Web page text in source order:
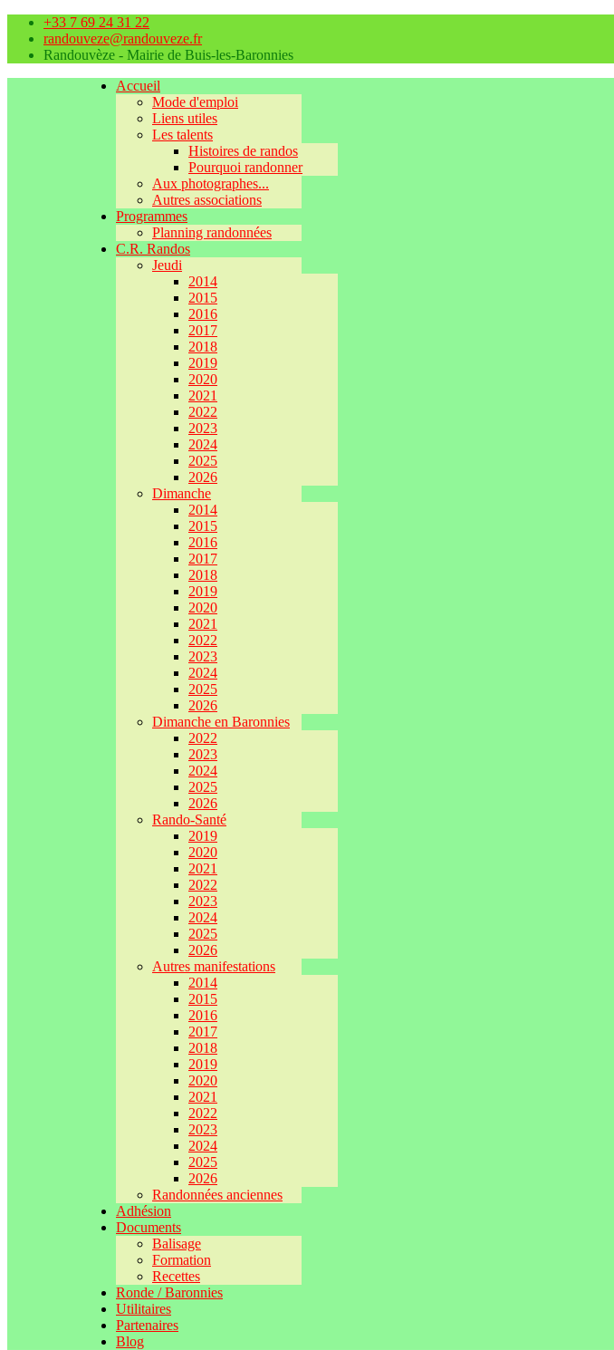
+33 7 69 24 31 22
randouveze@randouveze.fr
Randouvèze - Mairie de Buis-les-Baronnies
Accueil
Mode d'emploi
Liens utiles
Les talents
Histoires de randos
Pourquoi randonner
Aux photographes...
Autres associations
Programmes
Planning randonnées
C.R. Randos
Jeudi
2014
2015
2016
2017
2018
2019
2020
2021
2022
2023
2024
2025
2026
Dimanche
2014
2015
2016
2017
2018
2019
2020
2021
2022
2023
2024
2025
2026
Dimanche en Baronnies
2022
2023
2024
2025
2026
Rando-Santé
2019
2020
2021
2022
2023
2024
2025
2026
Autres manifestations
2014
2015
2016
2017
2018
2019
2020
2021
2022
2023
2024
2025
2026
Randonnées anciennes
Adhésion
Documents
Balisage
Formation
Recettes
Ronde / Baronnies
Utilitaires
Partenaires
Blog